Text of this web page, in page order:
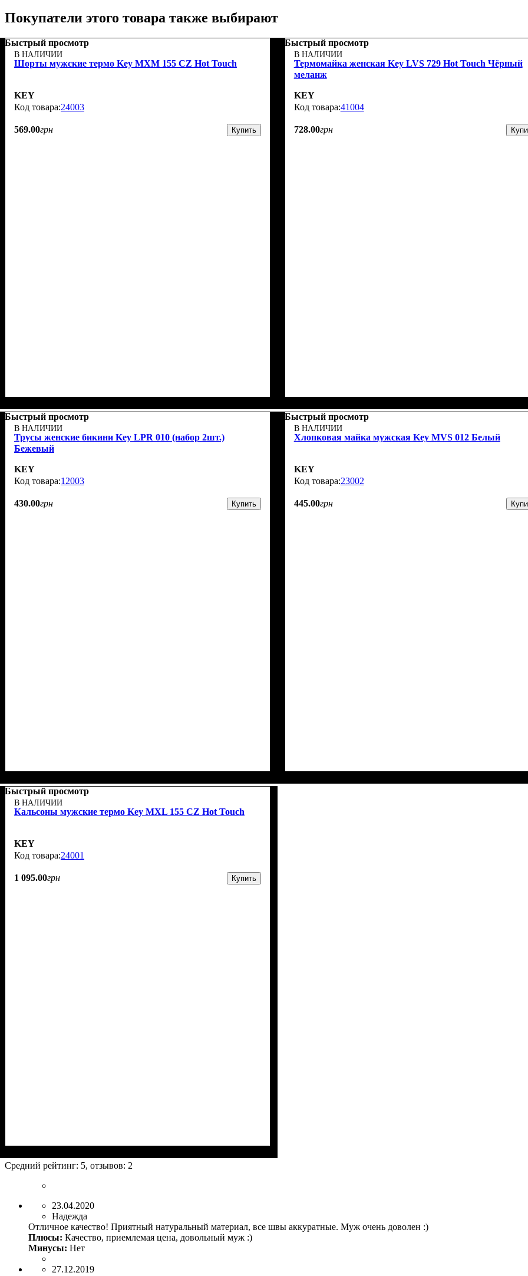
Покупатели этого товара также выбирают
Быстрый просмотр
В НАЛИЧИИ
Шорты мужские термо Key MXM 155 CZ Hot Touch
KEY
24003
569.00грн Купить
Быстрый просмотр
В НАЛИЧИИ
Термомайка женская Key LVS 729 Hot Touch Чёрный
меланж
KEY
41004
728.00грн
Быстрый просмотр
В НАЛИЧИИ
Трусы женские бикини Key LPR 010 (набор 2шт.)
Бежевый
KEY
12003
430.00грн Купить
Быстрый просмотр
В НАЛИЧИИ
Хлопковая майка мужская Key MVS 012 Белый
KEY
23002
445.00грн
Быстрый просмотр
В НАЛИЧИИ
Кальсоны мужские термо Key MXL 155 CZ Hot Touch
KEY
24001
1 095.00грн Купить
Средний рейтинг: 5, отзывов: 2
23.04.2020
Надежда
Отличное качество! Приятный натуральный материал, все швы аккуратные. Муж очень доволен :)
Плюсы: Качество, приемлемая цена, довольный муж :)
Минусы: Нет
27.12.2019